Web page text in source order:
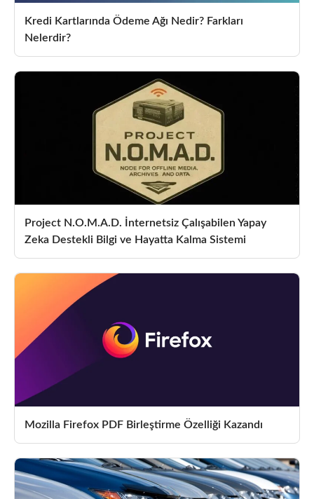
Kredi Kartlarında Ödeme Ağı Nedir? Farkları
Nelerdir?
Project N.O.M.A.D. İnternetsiz Çalışabilen Yapay
Zeka Destekli Bilgi ve Hayatta Kalma Sistemi
Mozilla Firefox PDF Birleştirme Özelliği Kazandı